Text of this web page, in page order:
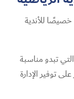
للأندية
تبدو مناسبة
توفير الإدارة